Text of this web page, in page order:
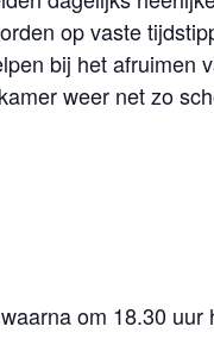
op vaste
bij het afruimen
weer net zo
om 18.30